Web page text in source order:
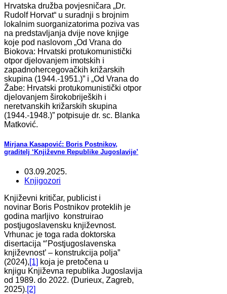
Hrvatska družba povjesničara „Dr.
Rudolf Horvat“ u suradnji s brojnim
lokalnim suorganizatorima poziva vas
na predstavljanja dvije nove knjige
koje pod naslovom „Od Vrana do
Biokova: Hrvatski protukomunistički
otpor djelovanjem imotskih i
zapadnohercegovačkih križarskih
skupina (1944.-1951.)” i „Od Vrana do
Žabe: Hrvatski protukomunistički otpor
djelovanjem širokobrijeških i
neretvanskih križarskih skupina
(1944.-1948.)” potpisuje dr. sc. Blanka
Matković.
Mirjana Kasapović: Boris Postnikov,
graditelj ‘Književne Republike Jugoslavije’
03.09.2025.
Knjigozori
Književni kritičar, publicist i
novinar Boris Postnikov proteklih je
godina marljivo konstruirao
postjugoslavensku književnost.
Vrhunac je toga rada doktorska
disertacija “’Postjugoslavenska
književnost’ – konstrukcija polja”
(2024),[1] koja je pretočena u
knjigu Književna republika Jugoslavija
od 1989. do 2022. (Durieux, Zagreb,
2025).[2]